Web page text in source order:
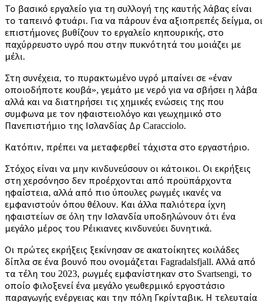
Το βασικό εργαλείο για τη συλλογή της καυτής λάβας είναι
το ταπεινό φτυάρι. Για να πάρουν ένα αξιοπρεπές δείγμα, οι
επιστήμονες βυθίζουν το εργαλείο κηπουρικής, στο
παχύρρευστο υγρό που στην πυκνότητά του μοιάζει με
μέλι.
Στη συνέχεια, το πυρακτωμένο υγρό μπαίνει σε «έναν
οποιοδήποτε κουβά», γεμάτο με νερό για να σβήσει η λάβα
αλλά και να διατηρήσει τις χημικές ενώσεις της που
συμφωνα με τον ηφαιστειολόγο και γεωχημικό στο
Πανεπιστήμιο της Ισλανδίας Δρ Caracciolo.
Κατόπιν, πρέπει να μεταφερθεί τάχιστα στο εργαστήριο.
Στόχος είναι να μην κινδυνεύσουν οι κάτοικοι. Οι εκρήξεις
στη χερσόνησο δεν προέρχονται από προϋπάρχοντα
ηφαίστεια, αλλά από πιο ύπουλες ρωγμές ικανές να
εμφανιστούν όπου θέλουν. Και άλλα παλιότερα ίχνη
ηφαιστείων σε όλη την Ισλανδία υποδηλώνουν ότι ένα
μεγάλο μέρος του Ρέικιανες κινδυνεύει δυνητικά.
Οι πρώτες εκρήξεις ξεκίνησαν σε ακατοίκητες κοιλάδες
δίπλα σε ένα βουνό που ονομάζεται Fagradalsfjall. Αλλά από
τα τέλη του 2023, ρωγμές εμφανίστηκαν στο Svartsengi, το
οποίο φιλοξενεί ένα μεγάλο γεωθερμικό εργοστάσιο
παραγωγής ενέργειας και την πόλη Γκρίνταβικ. Η τελευταία